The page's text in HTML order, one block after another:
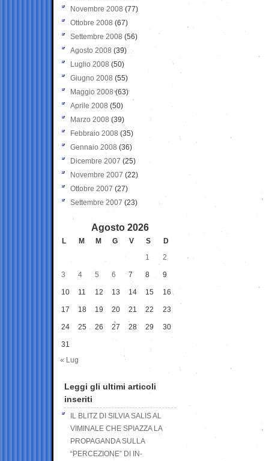
Novembre 2008 (77)
Ottobre 2008 (67)
Settembre 2008 (56)
Agosto 2008 (39)
Luglio 2008 (50)
Giugno 2008 (55)
Maggio 2008(63)
Aprile 2008 (50)
Marzo 2008 (39)
Febbraio 2008 (35)
Gennaio 2008 (36)
Dicembre 2007 (25)
Novembre 2007 (22)
Ottobre 2007 (27)
Settembre 2007 (23)
Agosto 2026
L M M G V S
D
1
2
3 4 5 6 7 8 9
10 11 12 13 14 15 16
17 18 19 20 21 22 23
24 25 26 27 28 29 30
31
« Lug
Leggi gli ultimi articoli
inseriti
IL BLITZ DI SILVIA SALIS AL
VIMINALE CHE SPIAZZA LA
PROPAGANDA SULLA
“PERCEZIONE” DI IN-